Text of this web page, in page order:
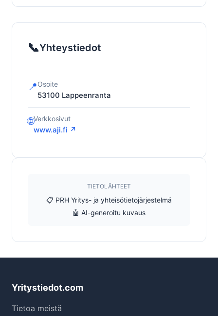
📞Yhteystiedot
📍Osoite
53100 Lappeenranta
🌐Verkkosivut
www.aji.fi ↗
TIETOLÄHTEET
📋 PRH Yritys- ja yhteisötietojärjestelmä
🤖 AI-generoitu kuvaus
Yritystiedot.com
Tietoa meistä